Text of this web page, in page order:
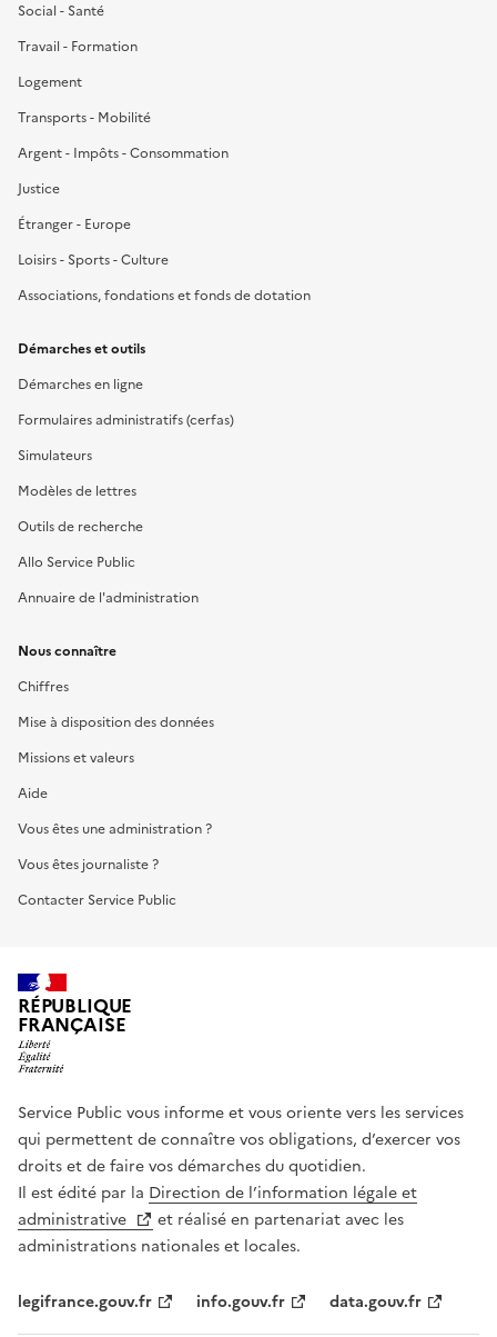
Social - Santé
Travail - Formation
Logement
Transports - Mobilité
Argent - Impôts - Consommation
Justice
Étranger - Europe
Loisirs - Sports - Culture
Associations, fondations et fonds de dotation
Démarches et outils
Démarches en ligne
Formulaires administratifs (cerfas)
Simulateurs
Modèles de lettres
Outils de recherche
Allo Service Public
Annuaire de l'administration
Nous connaître
Chiffres
Mise à disposition des données
Missions et valeurs
Aide
Vous êtes une administration ?
Vous êtes journaliste ?
Contacter Service Public
RÉPUBLIQUE
FRANÇAISE
Service Public vous informe et vous oriente vers les services
qui permettent de connaître vos obligations, d’exercer vos
droits et de faire vos démarches du quotidien.
Il est édité par la Direction de l’information légale et
administrative
et réalisé en partenariat avec les
administrations nationales et locales.
legifrance.gouv.fr info.gouv.fr data.gouv.fr